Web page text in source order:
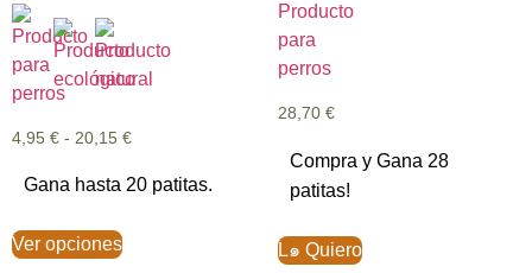
Valorado con
5.00
de 5
4,95 € - 20,15 €
Gana hasta 20 patitas.
Ver opciones
28,70 €
Compra y Gana 28
patitas!
L๑ Quiero